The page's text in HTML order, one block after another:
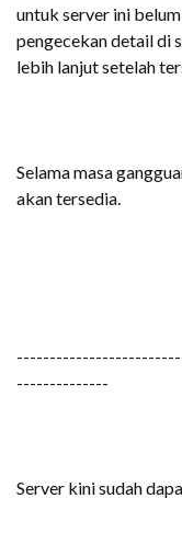
untuk server ini
pengecekan detail di
lebih lanjut setelah
Selama masa
akan tersedia.
--------------
Server kini sudah